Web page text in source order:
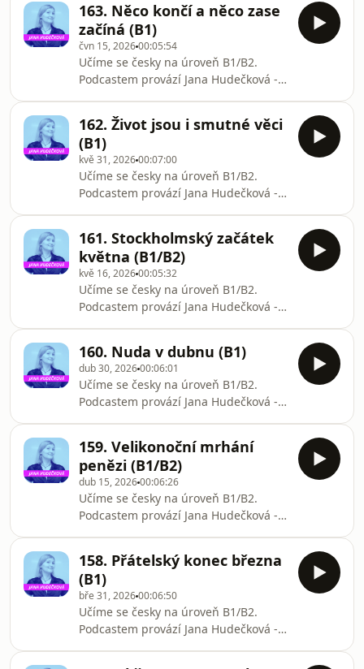
jako cizí jazyk.Instagram
@janickahud#czech #češtinaznělka:
Suno
163. Něco končí a něco zase
začíná (B1)
čvn 15, 202600:05:54
Učíme se česky na úroveň B1/B2.
Podcastem provází Jana Hudečková -
určen studentům, kteří se učí češtinu
jako cizí jazyk.Instagram
@janickahud#czech #češtinaznělka:
Suno
162. Život jsou i smutné věci
(B1)
kvě 31, 202600:07:00
Učíme se česky na úroveň B1/B2.
Podcastem provází Jana Hudečková -
jako cizí jazyk.Instagram
@janickahud#czech #češtinaznělka:
Suno
161. Stockholmský začátek
května (B1/B2)
kvě 16, 202600:05:32
Učíme se česky na úroveň B1/B2.
Podcastem provází Jana Hudečková -
jako cizí jazyk.Instagram
@janickahud#czech #češtinaznělka:
Suno
160. Nuda v dubnu (B1)
dub 30, 202600:06:01
Učíme se česky na úroveň B1/B2.
Podcastem provází Jana Hudečková -
jako cizí jazyk.Instagram
@janickahud#czech #češtinaznělka:
Suno
159. Velikonoční mrhání
penězi (B1/B2)
dub 15, 202600:06:26
Učíme se česky na úroveň B1/B2.
Podcastem provází Jana Hudečková -
jako cizí jazyk.Instagram
@janickahud#czech #češtinaznělka:
Suno
158. Přátelský konec března
(B1)
bře 31, 202600:06:50
Učíme se česky na úroveň B1/B2.
Podcastem provází Jana Hudečková -